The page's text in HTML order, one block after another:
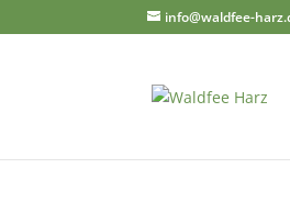
info@waldfee-